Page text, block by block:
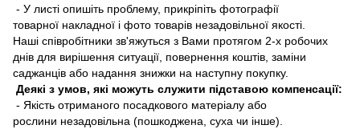
- У листі опишіть проблему, прикріпіть фотографії
товарної накладної і фото товарів незадовільної якості.
Наші співробітники зв'яжуться з Вами протягом 2-х робочих
днів для вирішення ситуації, повернення коштів, заміни
саджанців або надання знижки на наступну покупку.
Деякі з умов, які можуть служити підставою компенсації:
- Якість отриманого посадкового матеріалу або
рослини незадовільна (пошкоджена, суха чи інше).